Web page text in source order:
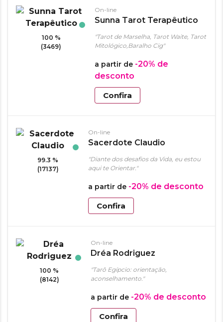
100 %
(3469)
On-line
Sunna Tarot Terapêutico
"Tarot de Marselha, Tarot Waite, Tarot
Mitológico,Baralho Cig"
a partir de -20% de
desconto
Confira
99.3 %
(17137)
On-line
Sacerdote Claudio
"Diante dos desafios da Vida, eu estou
aqui te Orientar."
a partir de -20% de desconto
Confira
100 %
(8142)
On-line
Dréa Rodriguez
"Tarô Egípcio: orientação,
aconselhamento."
a partir de -20% de desconto
Confira